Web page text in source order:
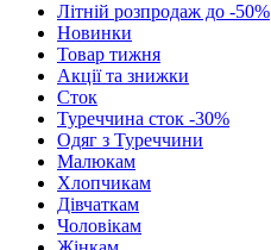
Літній розпродаж до -50%
Новинки
Товар тижня
Акції та знижки
Сток
Туреччина сток -30%
Одяг з Туреччини
Малюкам
Хлопчикам
Дівчаткам
Чоловікам